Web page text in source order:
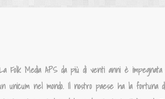
Folk Media APS da più di venti anni è
unicum nel mondo. Il nostro paese ha la